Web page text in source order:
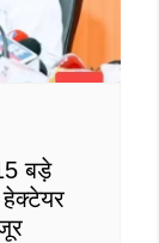
बड़े